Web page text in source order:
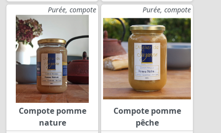
Purée, compote
Compote pomme
nature
Purée, compote
Compote pomme
pêche